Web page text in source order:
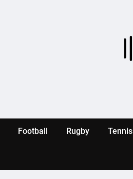
Football Rugby Tennis